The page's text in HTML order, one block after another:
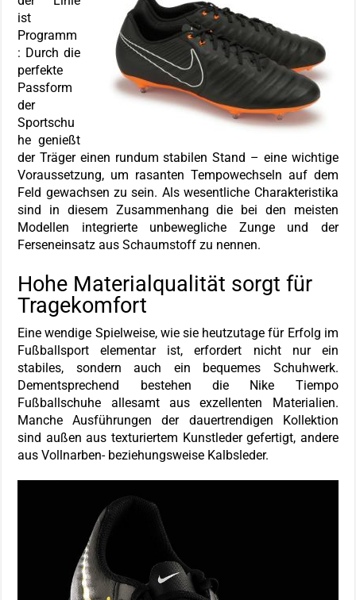
ist
Programm
: Durch die
perfekte
Passform
der
Sportschu
he genießt
der Träger einen rundum stabilen Stand – eine wichtige
Voraussetzung, um rasanten Tempowechseln auf dem
Feld gewachsen zu sein. Als wesentliche Charakteristika
sind in diesem Zusammenhang die bei den meisten
Modellen integrierte unbewegliche Zunge und der
Ferseneinsatz aus Schaumstoff zu nennen.
Hohe Materialqualität sorgt für
Tragekomfort
Eine wendige Spielweise, wie sie heutzutage für Erfolg im
Fußballsport elementar ist, erfordert nicht nur ein
stabiles, sondern auch ein bequemes Schuhwerk.
Dementsprechend bestehen die Nike Tiempo
Fußballschuhe allesamt aus exzellenten Materialien.
Manche Ausführungen der dauertrendigen Kollektion
sind außen aus texturiertem Kunstleder gefertigt, andere
aus Vollnarben- beziehungsweise Kalbsleder.